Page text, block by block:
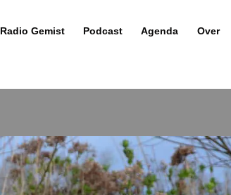
Radio Gemist Podcast Agenda Over